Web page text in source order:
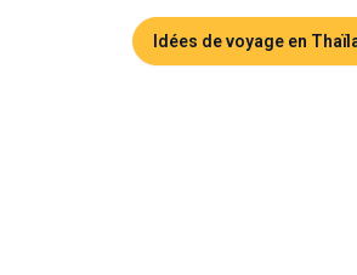
Idées de voyage en